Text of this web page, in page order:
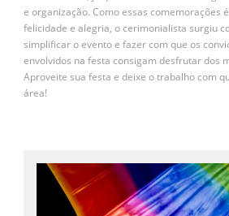
e organização. Como essas comemorações
felicidade e alegria, o cerimonialista surgiu
simplificar o evento e fazer com que os
envolvidos na festa consigam desfrutar dos
Aproveite sua festa e deixe o trabalho com
área!